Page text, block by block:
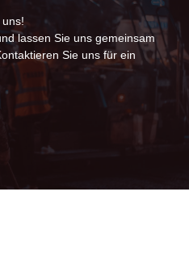
lassen Sie uns gemeinsam
Sie uns für ein